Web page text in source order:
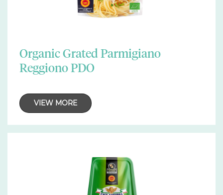
Organic Grated Parmigiano
Reggiono PDO
VIEW MORE